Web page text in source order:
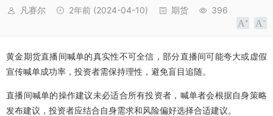
凡赛尔 2年前 (2024-04-10) 期货 396
黄金期货直播间喊单的真实性不可全信，部分直播间可能夸大或虚假
宣传喊单成功率，投资者需保持理性，避免盲目追随。
直播间喊单的操作建议未必适合所有投资者，喊单者会根据自身策略
发布建议，投资者应结合自身需求和风险偏好选择合适建议。